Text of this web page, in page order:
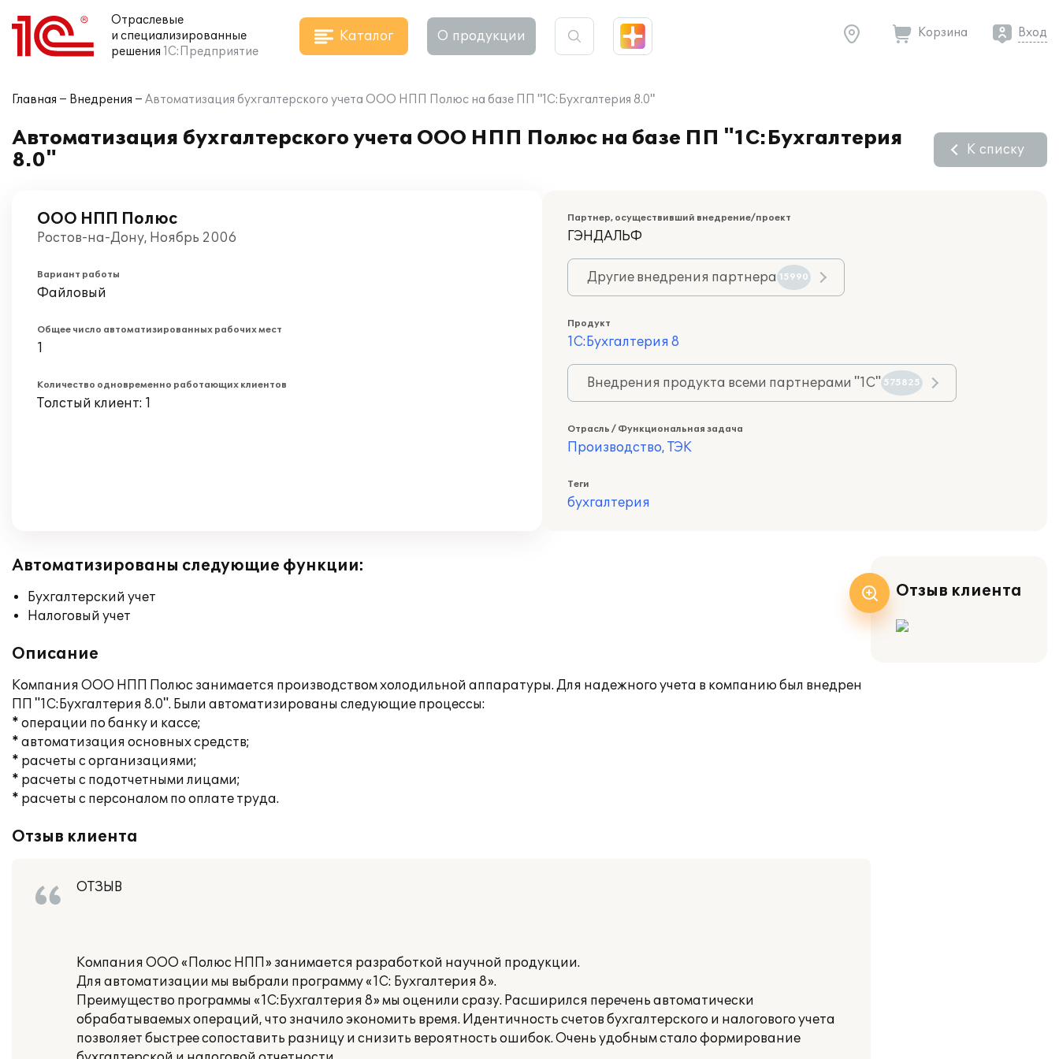
Отраслевые
и специализированные
решения 1С:Предприятие
Каталог О продукции Корзина Вход
Главная Внедрения Автоматизация бухгалтерского учета ООО НПП Полюс на базе ПП "1С:Бухгалтерия 8.0"
Автоматизация бухгалтерского учета ООО НПП Полюс на базе ПП "1С:Бухгалтерия
8.0"
К списку
ООО НПП Полюс
Ростов-на-Дону, Ноябрь 2006
Вариант работы
Файловый
Общее число автоматизированных рабочих мест
1
Количество одновременно работающих клиентов
Толстый клиент: 1
Партнер, осуществивший внедрение/проект
ГЭНДАЛЬФ
Другие внедрения партнера 15990
Продукт
1С:Бухгалтерия 8
Внедрения продукта всеми партнерами "1С" 575825
Отрасль / Функциональная задача
Производство, ТЭК
Теги
бухгалтерия
Автоматизированы следующие функции:
Бухгалтерский учет
Налоговый учет
Описание
Компания ООО НПП Полюс занимается производством холодильной аппаратуры. Для надежного учета в компанию был внедрен
ПП "1С:Бухгалтерия 8.0". Были автоматизированы следующие процессы:
* операции по банку и кассе;
* автоматизация основных средств;
* расчеты с организациями;
* расчеты с подотчетными лицами;
* расчеты с персоналом по оплате труда.
Отзыв клиента
ОТЗЫВ
Компания ООО «Полюс НПП» занимается разработкой научной продукции.
Для автоматизации мы выбрали программу «1С: Бухгалтерия 8».
Преимущество программы «1С:Бухгалтерия 8» мы оценили сразу. Расширился перечень автоматически
обрабатываемых операций, что значило экономить время. Идентичность счетов бухгалтерского и налогового учета
позволяет быстрее сопоставить разницу и снизить вероятность ошибок. Очень удобным стало формирование
Отзыв клиента